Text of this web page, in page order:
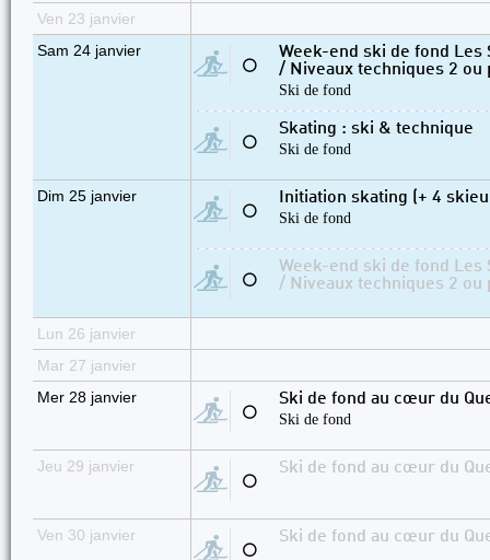
Ven 23 janvier
Sam 24 janvier
⚪
Week-end ski de fond
/ Niveaux techniques 2
Ski de fond
⚪
Skating : ski & technique
Ski de fond
Dim 25 janvier
⚪
Initiation skating (+ 4
Ski de fond
⚪
Week-end ski de fond
/ Niveaux techniques 2
Lun 26 janvier
Mar 27 janvier
Mer 28 janvier
⚪
Ski de fond au cœur du
Ski de fond
Jeu 29 janvier
⚪
Ski de fond au cœur du
Ven 30 janvier
⚪
Ski de fond au cœur du